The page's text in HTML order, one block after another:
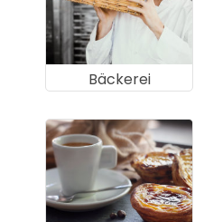
Bäckerei